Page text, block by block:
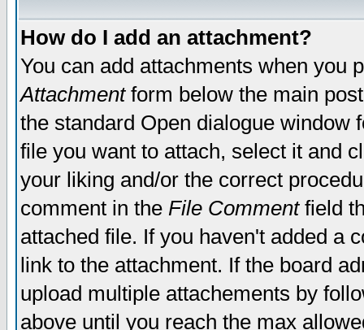
How do I add an attachment?
You can add attachments when you
Attachmentform below the main
the standard Open dialogue window
file you want to attach, select it and
your liking and/or the correct
comment in the File Commentfield
attached file. If you haven't added a
link to the attachment. If the board
upload multiple attachements by
above until you reach the max